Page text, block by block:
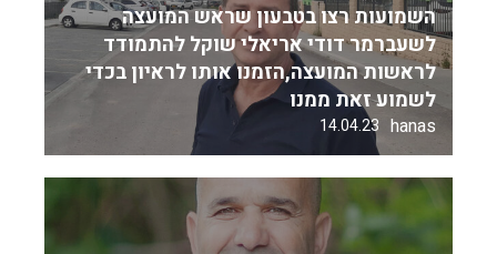
השמועות רצו בטבעון שראש המועצה
לשעברמר דודי אריאלי שוקל להתמודד
לראשות המועצה,הזמנו אותו לראיון בכדי
לשמוע זאת ממנו
hanas
14.04.23